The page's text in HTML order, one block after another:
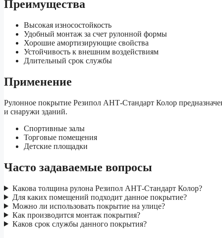
Преимущества
Высокая износостойкость
Удобный монтаж за счет рулонной формы
Хорошие амортизирующие свойства
Устойчивость к внешним воздействиям
Длительный срок службы
Применение
Рулонное покрытие Резипол АНТ-Стандарт Колор
и снаружи зданий.
Спортивные залы
Торговые помещения
Детские площадки
Часто задаваемые вопросы
Какова толщина рулона Резипол АНТ-Стандарт Колор?
Для каких помещений подходит данное покрытие?
Можно ли использовать покрытие на улице?
Как производится монтаж покрытия?
Каков срок службы данного покрытия?